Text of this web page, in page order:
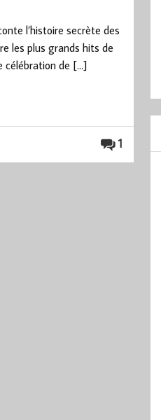
l’histoire secrète des
les plus grands hits de
célébration de […]
1